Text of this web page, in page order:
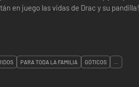
en juego las vidas de Drac y su pandilla!
PARA TODA LA FAMILIA GÓTICOS ...